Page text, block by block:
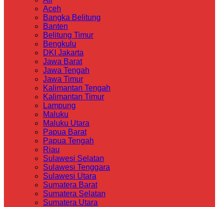
Aceh
Bangka Belitung
Banten
Belitung Timur
Bengkulu
DKI Jakarta
Jawa Barat
Jawa Tengah
Jawa Timur
Kalimantan Tengah
Kalimantan Timur
Lampung
Maluku
Maluku Utara
Papua Barat
Papua Tengah
Riau
Sulawesi Selatan
Sulawesi Tenggara
Sulawesi Utara
Sumatera Barat
Sumatera Selatan
Sumatera Utara